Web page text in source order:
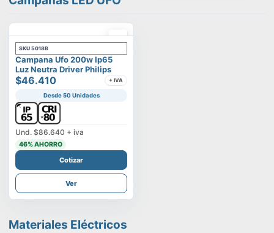
SKU 5018B
Campana Ufo 200w Ip65
Luz Neutra Driver Philips
$46.410 + IVA
Desde 50 Unidades
Und. $86.640 + iva
46% AHORRO
Cotizar
Ver
Materiales Eléctricos